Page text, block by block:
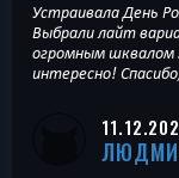
Устраивала День
Выбрали лайт
огромным шквалом
интересно!